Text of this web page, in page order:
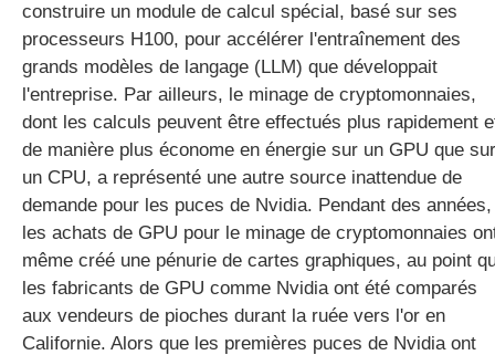
construire un module de calcul spécial, basé sur ses
processeurs H100, pour accélérer l'entraînement des
grands modèles de langage (LLM) que développait
l'entreprise. Par ailleurs, le minage de cryptomonnaies,
dont les calculs peuvent être effectués plus rapidement
de manière plus économe en énergie sur un GPU que sur
un CPU, a représenté une autre source inattendue de
demande pour les puces de Nvidia. Pendant des années,
les achats de GPU pour le minage de cryptomonnaies
même créé une pénurie de cartes graphiques, au point
les fabricants de GPU comme Nvidia ont été comparés
aux vendeurs de pioches durant la ruée vers l'or en
Californie. Alors que les premières puces de Nvidia ont